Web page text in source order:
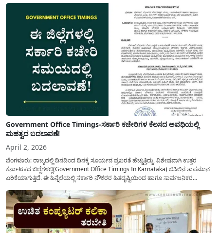
Government Office Timings-ಸರ್ಕಾರಿ ಕಚೇರಿಗಳ ಕೆಲಸದ ಅವಧಿಯಲ್ಲಿ
ಮಹತ್ವದ ಬದಲಾವಣೆ!
April 2, 2026
ಬೆಂಗಳೂರು: ರಾಜ್ಯದಲ್ಲಿ ದಿನದಿಂದ ದಿನಕ್ಕೆ ಸೂರ್ಯನ ಪ್ರಖರತೆ ಹೆಚ್ಚುತ್ತಿದ್ದು, ವಿಶೇಷವಾಗಿ ಉತ್ತರ
ಕರ್ನಾಟಕದ ಜಿಲ್ಲೆಗಳಲ್ಲಿ(Government Office Timings In Karnataka) ಬಿಸಿಲಿನ ತಾಪಮಾನ
ಏರಿಕೆಯಾಗುತ್ತಿದೆ. ಈ ಹಿನ್ನೆಲೆಯಲ್ಲಿ ಸರ್ಕಾರಿ ನೌಕರರ ಹಿತದೃಷ್ಟಿಯಿಂದ ಹಾಗೂ ಸಾರ್ವಜನಿಕರ
ಮತ್ತು ಕಲ್ಯಾಣ ಕರ್ನಾಟಕದ ಒಟ್ಟು 9 ಜಿಲ್ಲೆಗಳಲ್ಲಿ ಏಪ್ರಿಲ್...